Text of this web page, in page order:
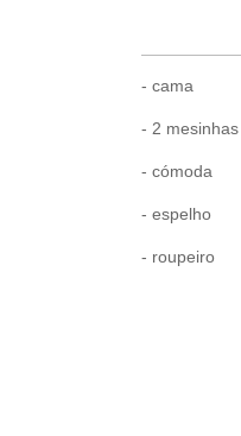
- cama
- 2 mesinhas
- cómoda
- espelho
- roupeiro